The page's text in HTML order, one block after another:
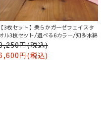
【3枚セット】柔らかガーゼフェイスタ
ル3枚セット/選べる6カラー/知多木綿
円(税込)
円(税込)